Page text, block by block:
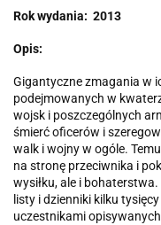
Rok wydania: 2013
Opis:
Gigantyczne zmagania w
podejmowanych w
wojsk i poszczególnych
śmierć oficerów i
walk i wojny w ogóle.
na stronę przeciwnika i
wysiłku, ale i
listy i dzienniki kilku
uczestnikami